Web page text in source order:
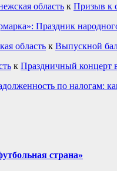
область к Призыв к
Праздник
область к Выпускной
к Праздничный концерт
по налогам:
страна»